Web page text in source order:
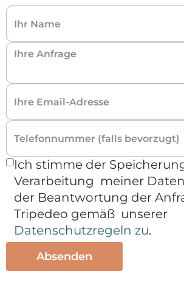
Ich stimme der
Verarbeitung meiner
der Beantwortung der
Tripedeo gemäß unserer
Datenschutzregeln zu.